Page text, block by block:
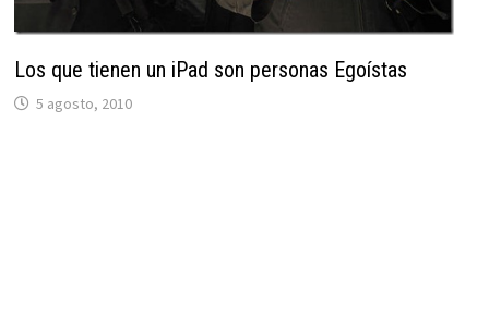
Los que tienen un iPad son personas Egoístas
5 agosto, 2010